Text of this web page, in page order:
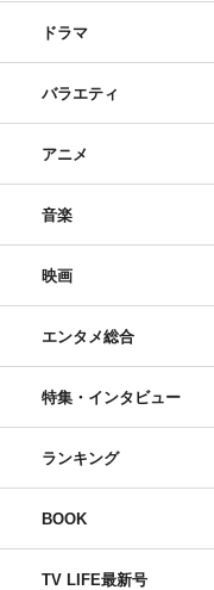
ドラマ
バラエティ
アニメ
音楽
映画
エンタメ総合
特集・インタビュー
ランキング
BOOK
TV LIFE最新号